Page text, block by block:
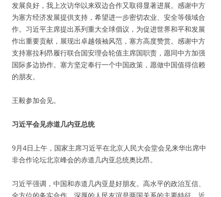
发展良好，我上次访华以来双边合作又取得显著进展。感谢中方
为塞方经济发展提供支持，希望进一步密切农业、安全等领域合
作。习近平主席提出系列重大全球倡议，为促进世界和平和发展
作出重要贡献，展现出卓越领袖风范，塞方高度赞赏。感谢中方
支持塞拉利昂履行联合国安理会轮值主席国职责，愿同中方加强
国际多边协作。塞方坚定奉行一个中国政策，愿做中国值得信赖
的朋友。
王毅参加会见。
习近平会见赤道几内亚总统
9月4日上午，国家主席习近平在北京人民大会堂会见来华出席中
非合作论坛北京峰会的赤道几内亚总统奥比昂。
习近平强调，中国和赤道几内亚是好朋友。高水平的政治互信、